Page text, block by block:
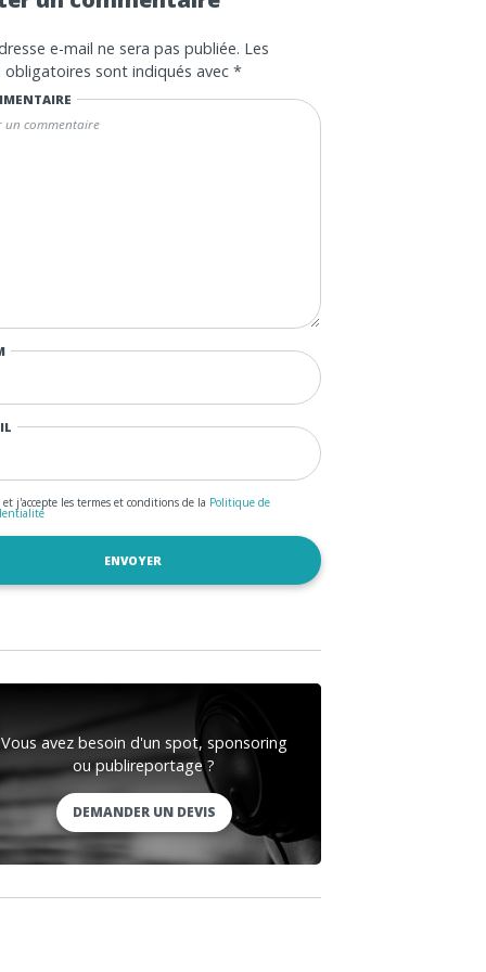
e-mail ne sera pas publiée. Les
obligatoires sont indiqués avec*
et j'accepte les termes et conditions de la Politique de
Vous avez besoin d'un spot, sponsoring
ou publireportage ?
DEMANDER UN DEVIS